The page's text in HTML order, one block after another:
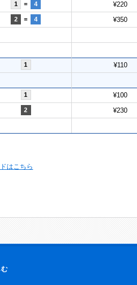
1 = 4 ¥220
2 = 4 ¥350
1 ¥110
1 ¥100
2 ¥230
はこちら